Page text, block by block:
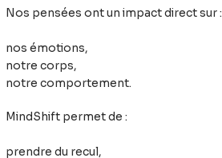
Nos pensées ont un impact direct sur :
nos émotions,
notre corps,
notre comportement.
MindShift permet de :
prendre du recul,